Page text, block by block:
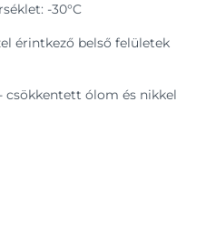
-30°C
érintkező belső felületek
csökkentett ólom és nikkel